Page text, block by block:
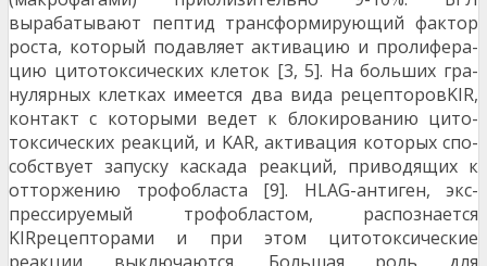
вырабатывают пептид трансформирующий фактор
роста, который подавляет активацию и пролифера­
цию цитотоксических клеток [3, 5]. На больших гра­
нулярных клетках имеется два вида рецепторовKIR,
контакт с которыми ведет к блокированию цито­
токсических реакций, и KAR, активация которых спо­
собствует запуску каскада реакций, приводящих к
отторжению трофобласта [9]. HLAG-антиген, экс­
прессируемый трофобластом, распознается
KIRрецепторами и при этом цитотоксические